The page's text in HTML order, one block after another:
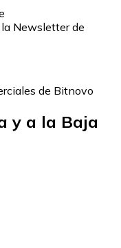
Newsletter de
de Bitnovo
y a la Baja